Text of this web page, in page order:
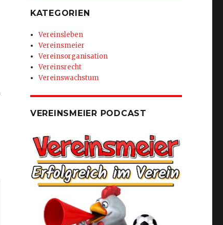
KATEGORIEN
Vereinsleben
Vereinsmeier
Vereinsorganisation
Vereinsrecht
Vereinswachstum
VEREINSMEIER PODCAST